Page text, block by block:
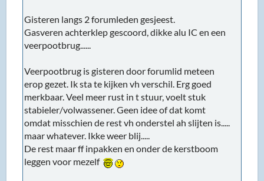
Gisteren langs 2 forumleden gesjeest.
Gasveren achterklep gescoord, dikke alu IC en een
veerpootbrug......
Veerpootbrug is gisteren door forumlid meteen
erop gezet. Ik sta te kijken vh verschil. Erg goed
merkbaar. Veel meer rust in t stuur, voelt stuk
stabieler/volwassener. Geen idee of dat komt
omdat misschien de rest vh onderstel ah slijten is.....
maar whatever. Ikke weer blij.....
De rest maar ff inpakken en onder de kerstboom
leggen voor mezelf